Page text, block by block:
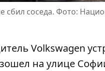
сбил соседа. Фото:
Volkswagen
на улице